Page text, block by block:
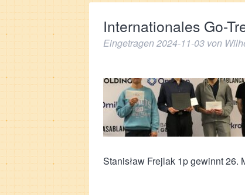
Internationales Go-
Eingetragen2024-11-03 von
Stanisław Frejlak 1p gewinnt 26.